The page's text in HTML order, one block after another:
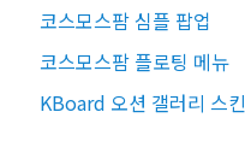
코스모스팜 심플 팝업
코스모스팜 플로팅 메뉴
KBoard 오션 갤러리 스킨